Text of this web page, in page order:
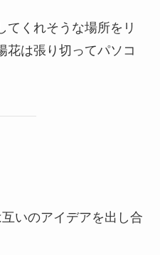
てくれそうな場所をリ
花は張り切ってパソコ
いのアイデアを出し合